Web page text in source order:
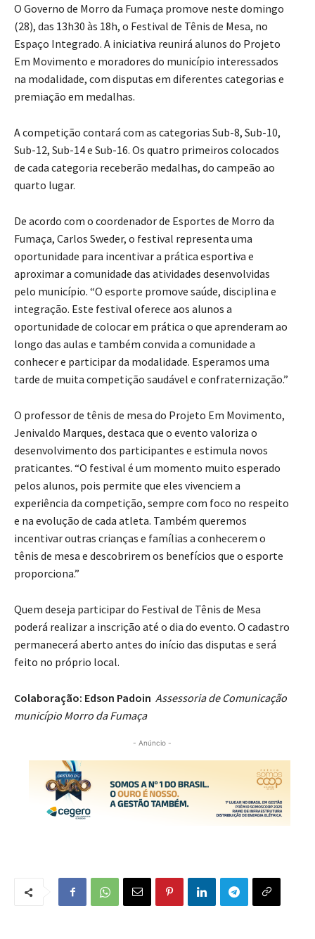
O Governo de Morro da Fumaça promove neste domingo
(28), das 13h30 às 18h, o Festival de Tênis de Mesa, no
Espaço Integrado. A iniciativa reunirá alunos do Projeto
Em Movimento e moradores do município interessados
na modalidade, com disputas em diferentes categorias e
premiação em medalhas.
A competição contará com as categorias Sub-8, Sub-10,
Sub-12, Sub-14 e Sub-16. Os quatro primeiros colocados
de cada categoria receberão medalhas, do campeão ao
quarto lugar.
De acordo com o coordenador de Esportes de Morro da
Fumaça, Carlos Sweder, o festival representa uma
oportunidade para incentivar a prática esportiva e
aproximar a comunidade das atividades desenvolvidas
pelo município. “O esporte promove saúde, disciplina e
integração. Este festival oferece aos alunos a
oportunidade de colocar em prática o que aprenderam ao
longo das aulas e também convida a comunidade a
conhecer e participar da modalidade. Esperamos uma
tarde de muita competição saudável e confraternização.”
O professor de tênis de mesa do Projeto Em Movimento,
Jenivaldo Marques, destaca que o evento valoriza o
desenvolvimento dos participantes e estimula novos
praticantes. “O festival é um momento muito esperado
pelos alunos, pois permite que eles vivenciem a
experiência da competição, sempre com foco no respeito
e na evolução de cada atleta. Também queremos
incentivar outras crianças e famílias a conhecerem o
tênis de mesa e descobrirem os benefícios que o esporte
proporciona.”
Quem deseja participar do Festival de Tênis de Mesa
poderá realizar a inscrição até o dia do evento. O cadastro
permanecerá aberto antes do início das disputas e será
feito no próprio local.
Colaboração: Edson Padoin Assessoria de Comunicação
município Morro da Fumaça
- Anúncio -